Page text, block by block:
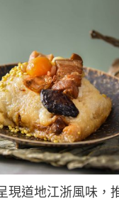
現道地江浙風味，